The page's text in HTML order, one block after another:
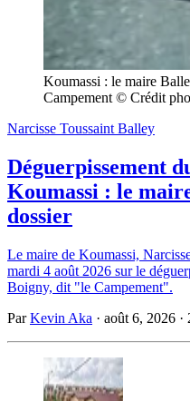
Koumassi : le maire
Campement © Crédit
Narcisse Toussaint Balley
Déguerpissement
Koumassi : le
dossier
Le maire de Koumassi,
mardi 4 août 2026 sur le
Boigny, dit "le Campement".
ParKevin Aka · août 6, 2026 ·